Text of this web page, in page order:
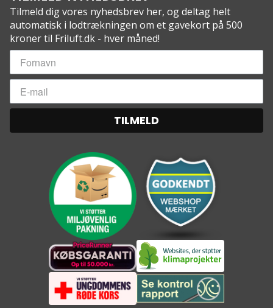
Tilmeld dig vores nyhedsbrev her, og deltag helt
automatisk i lodtrækningen om et gavekort på 500
kroner til Friluft.dk - hver måned!
TILMELD